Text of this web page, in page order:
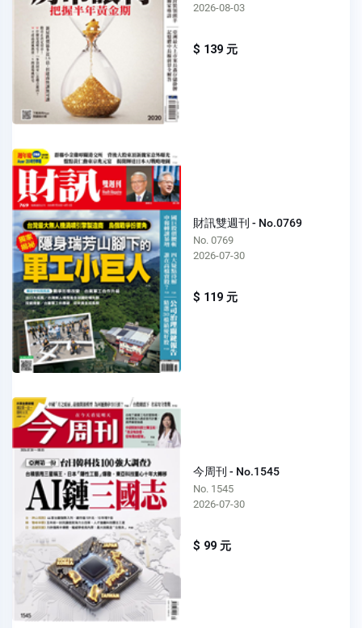
2026-08-03
$ 139 元
財訊雙週刊 - No.0769
No. 0769
2026-07-30
$ 119 元
今周刊 - No.1545
No. 1545
2026-07-30
$ 99 元